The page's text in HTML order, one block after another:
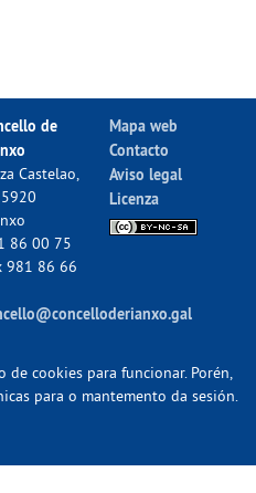
de
Castelao,
86 00 75
981 86 66
Mapa web
Contacto
Aviso legal
Licenza
cookies para funcionar. Porén,
para o mantemento da sesión.